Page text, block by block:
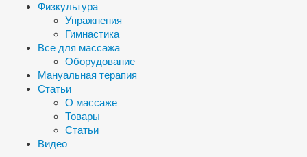
Физкультура
Упражнения
Гимнастика
Все для массажа
Оборудование
Мануальная терапия
Статьи
О массаже
Товары
Статьи
Видео